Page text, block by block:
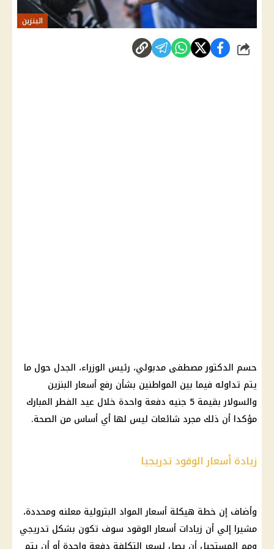
البنزين
شارك
حسم الدكتورمصطفى مدبولي، رئيس الوزراء، الجدل حول ما
يتم تداوله فيما بين المواطنين بشأن رفعأسعار البنزين
والسولاربقيمة 5 جنيه دفعة واحدة خلال
عيد الفطر المبارك
مؤكدا أن ذلك مجرد شائعات ليس لها أي أساس من الصحة.
زيادة أسعار الوقود تدريجيا
وأضاف إن خطة هيكلة أسعار المواد البترولية معلنه ومحددة،
مشيرا إلي أن زيادات أسعار الوقود سوف تكون بشكل تدريجي